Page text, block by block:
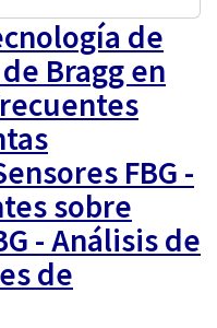
de
Bragg en
FBG -
sobre
- Análisis de
de